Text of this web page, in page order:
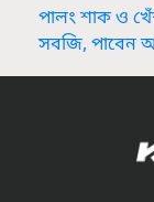
পালং শাক ও
সবজি, পাবেন